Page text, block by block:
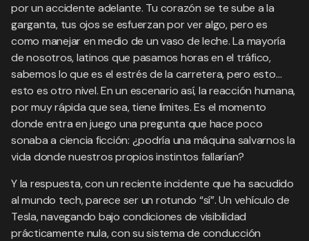
por un accidente adelante. Tu corazón se te sube a la
garganta, tus ojos se esfuerzan por ver algo, pero es
como manejar en medio de un vaso de leche. La mayoría
de nosotros, latinos que pasamos horas en el tráfico,
sabemos lo que es el estrés de la carretera, pero esto…
esto es otro nivel. En un escenario así, la reacción humana,
por muy rápida que sea, tiene límites. Es el momento
donde entra en juego una pregunta que hace poco
sonaba a ciencia ficción: ¿podría una máquina salvarnos la
vida donde nuestros propios instintos fallarían?
Y la respuesta, con un reciente incidente que ha sacudido
al mundo tech, parece ser un rotundo “sí”. Un vehículo de
Tesla, navegando bajo condiciones de visibilidad
prácticamente nula, con su sistema de conducción